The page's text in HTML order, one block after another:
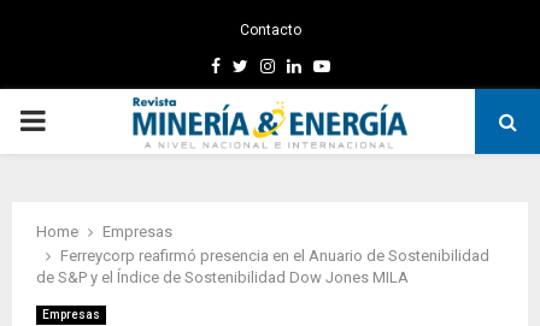
Contacto
Facebook
TwitterInstagram
LinkedinYoutube
PRIMARY
Home
Empresas
Ferreycorp reafirmó presencia en el Anuario de Sostenibilidad
de S&P y el Índice de Sostenibilidad Dow Jones MILA
Empresas